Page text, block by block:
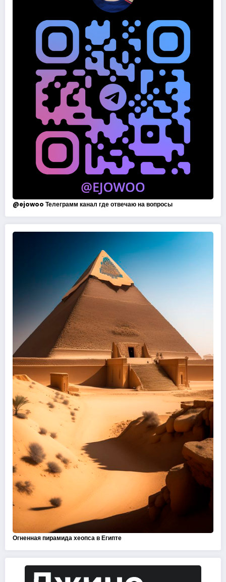
@ejowoo Телеграмм канал где отвечаю на вопросы
Огненная пирамида хеопса в Египте